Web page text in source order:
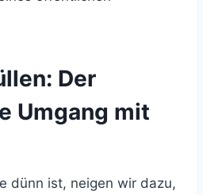
Der
Umgang mit
dünn ist, neigen wir dazu,